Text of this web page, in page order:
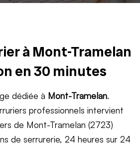
à Mont-Tramelan
en 30 minutes
dédiée à Mont-Tramelan.
professionnels intervient
de Mont-Tramelan (2723)
de serrurerie, 24 heures sur 24